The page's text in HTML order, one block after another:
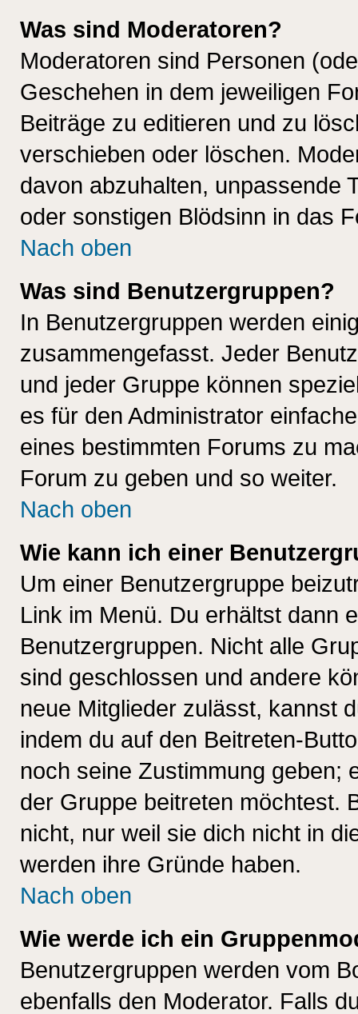
Was sind Moderatoren?
Moderatoren sind Personen
Geschehen in dem jeweiligen
Beiträge zu editieren und zu
verschieben oder löschen.
davon abzuhalten, unpassende
oder sonstigen Blödsinn in das
Nach oben
Was sind Benutzergruppen?
In Benutzergruppen werden
zusammengefasst. Jeder
und jeder Gruppe können
es für den Administrator
eines bestimmten Forums zu
Forum zu geben und so weiter.
Nach oben
Wie kann ich einer
Um einer Benutzergruppe
Link im Menü. Du erhältst dann
Benutzergruppen. Nicht alle
sind geschlossen und andere
neue Mitglieder zulässt, kannst
indem du auf den Beitreten-
noch seine Zustimmung geben;
der Gruppe beitreten möchtest.
nicht, nur weil sie dich nicht in
werden ihre Gründe haben.
Nach oben
Wie werde ich ein
Benutzergruppen werden vom
ebenfalls den Moderator. Falls